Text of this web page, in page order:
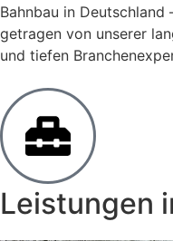
Bahnbau in
getragen von unserer
und tiefen
Leistungen